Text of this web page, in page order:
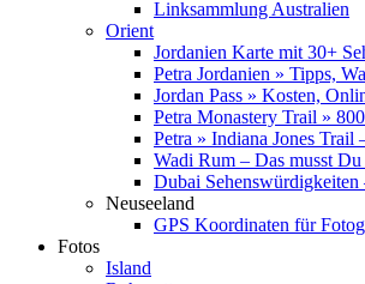
Linksammlung Australien
Orient
Jordanien Karte mit 30+
Petra Jordanien » Tipps,
Jordan Pass » Kosten,
Petra Monastery Trail »
Petra » Indiana Jones Trail
Wadi Rum – Das musst Du
Dubai
Neuseeland
GPS Koordinaten für
Fotos
Island